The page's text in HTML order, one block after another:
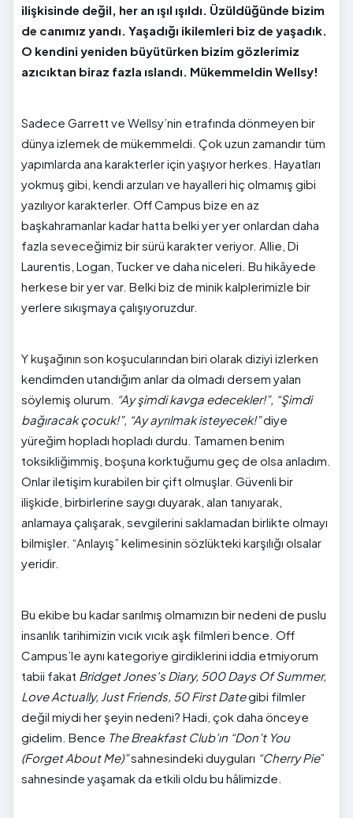
ilişkisinde değil, her an ışıl ışıldı. Üzüldüğünde bizim
de canımız yandı. Yaşadığı ikilemleri biz de yaşadık.
O kendini yeniden büyütürken bizim gözlerimiz
azıcıktan biraz fazla ıslandı. Mükemmeldin Wellsy!
Sadece Garrett ve Wellsy’nin etrafında dönmeyen bir
dünya izlemek de mükemmeldi. Çok uzun zamandır tüm
yapımlarda ana karakterler için yaşıyor herkes. Hayatları
yokmuş gibi, kendi arzuları ve hayalleri hiç olmamış gibi
yazılıyor karakterler. Off Campus bize en az
başkahramanlar kadar hatta belki yer yer onlardan daha
fazla seveceğimiz bir sürü karakter veriyor. Allie, Di
Laurentis, Logan, Tucker ve daha niceleri. Bu hikâyede
herkese bir yer var. Belki biz de minik kalplerimizle bir
yerlere sıkışmaya çalışıyoruzdur.
Y kuşağının son koşucularından biri olarak diziyi izlerken
kendimden utandığım anlar da olmadı dersem yalan
söylemiş olurum.
“Ay şimdi kavga edecekler!”, “Şimdi
bağıracak çocuk!”, “Ay ayrılmak isteyecek!”diye
yüreğim hopladı hopladı durdu. Tamamen benim
toksikliğimmiş, boşuna korktuğumu geç de olsa anladım.
Onlar iletişim kurabilen bir çift olmuşlar. Güvenli bir
ilişkide, birbirlerine saygı duyarak, alan tanıyarak,
anlamaya çalışarak, sevgilerini saklamadan birlikte olmayı
bilmişler. “Anlayış” kelimesinin sözlükteki karşılığı olsalar
yeridir.
Bu ekibe bu kadar sarılmış olmamızın bir nedeni de puslu
insanlık tarihimizin vıcık vıcık aşk filmleri bence. Off
Campus’le aynı kategoriye girdiklerini iddia etmiyorum
tabii fakat Bridget Jones's Diary, 500 Days Of Summer,
Love Actually, Just Friends, 50 First Dategibi filmler
değil miydi her şeyin nedeni? Hadi, çok daha önceye
gidelim. Bence The Breakfast Club’ın “Don’t You
(Forget About Me)”sahnesindeki duyguları “Cherry Pie”
sahnesinde yaşamak da etkili oldu bu hâlimizde.